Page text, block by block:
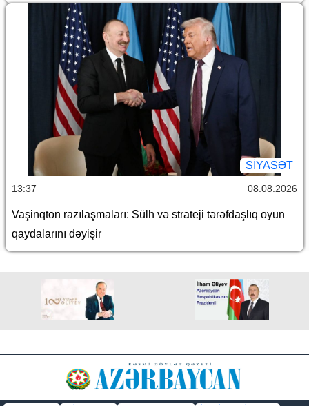
SİYASƏT
13:37 08.08.2026
Vaşinqton razılaşmaları: Sülh və strateji tərəfdaşlıq oyun
qaydalarını dəyişir